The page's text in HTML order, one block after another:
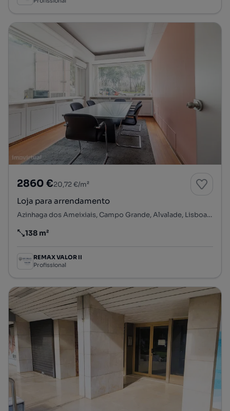
2860 €20,72 €/m²
Loja para arrendamento
Azinhaga dos Ameixiais, Campo Grande, Alvalade, Lisboa, Lisboa
Preço por metro quadrado
138 m²
REMAX VALOR II
Profissional